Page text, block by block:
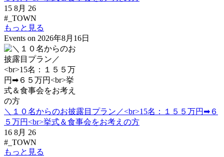
15 8月 26
#_TOWN
もっと見る
Events on 2026年8月16日
＼１０名からのお披露目プラン／<br>15名：１５５万円➡６
５万円<br>挙式＆食事会をお考えの方
16 8月 26
#_TOWN
もっと見る